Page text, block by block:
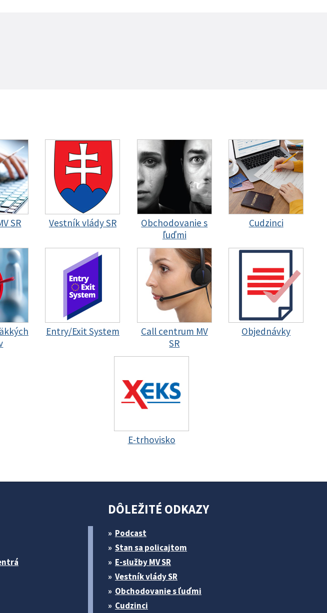
SR Vestník vlády SR
Obchodovanie s
ľuďmi
Cudzinci
Entry/Exit System
Call centrum MV
SR
Objednávky
E-trhovisko
DÔLEŽITÉ ODKAZY
Podcast
Stan sa policajtom
E-služby MV SR
Vestník vlády SR
Obchodovanie s ľuďmi
Cudzinci